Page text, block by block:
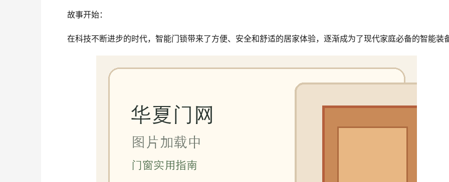
故事开始：
在科技不断进步的时代，智能门锁带来了方便、安全和舒适的居家体验，逐渐成为了现代家庭必备的智能装